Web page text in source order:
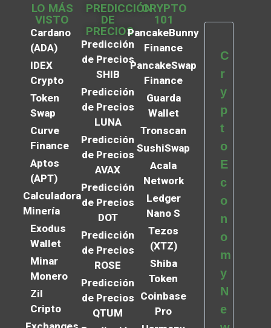
LO MÁS
VISTO
Cardano
(ADA)
IDEX
Crypto
Token
Swap
Curve
Finance
Aptos
(APT)
Calculadora
Minería
Exodus
Wallet
Minar
Monero
Zil
Cripto
PREDICCIÓN
DE
PRECIOS
Predicción
de Precios
SHIB
Predicción
de Precios
LUNA
Predicción
de Precios
AVAX
Predicción
de Precios
DOT
Predicción
de Precios
ROSE
Predicción
de Precios
QTUM
CRYPTO
101
PancakeBunny
Finance
PancakeSwap
Finance
Guarda
Wallet
Tronscan
SushiSwap
Acala
Network
Ledger
Nano S
Tezos
(XTZ)
Shiba
Token
Coinbase
Pro
C
r
y
p
t
o
E
c
o
n
o
m
y
N
e